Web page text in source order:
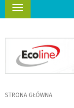
Rozwiń
STRONA GŁÓWNA